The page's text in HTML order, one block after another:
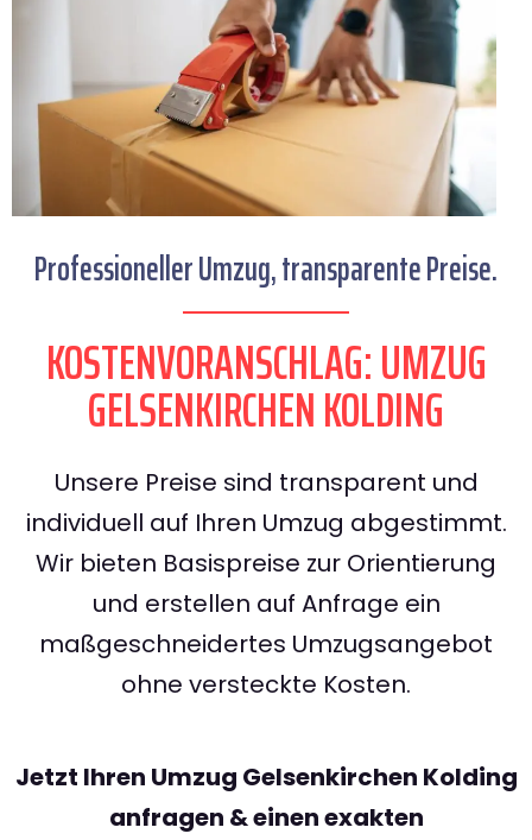
Professioneller Umzug, transparente Preise.
KOSTENVORANSCHLAG: UMZUG
GELSENKIRCHEN KOLDING
Unsere Preise sind transparent und
individuell auf Ihren Umzug abgestimmt.
Wir bieten Basispreise zur Orientierung
und erstellen auf Anfrage ein
maßgeschneidertes Umzugsangebot
ohne versteckte Kosten.
Jetzt Ihren Umzug Gelsenkirchen Kolding
anfragen & einen exakten